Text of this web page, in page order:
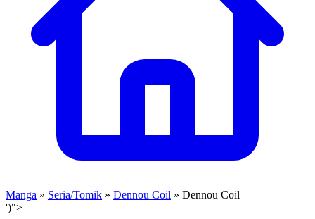
Manga » Seria/Tomik » Dennou Coil » Dennou Coil
')">